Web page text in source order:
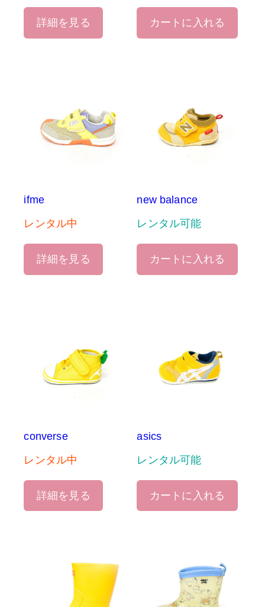
詳細を見る カートに入れる
ifme
レンタル中
詳細を見る
new balance
レンタル可能
カートに入れる
converse
レンタル中
詳細を見る
asics
レンタル可能
カートに入れる